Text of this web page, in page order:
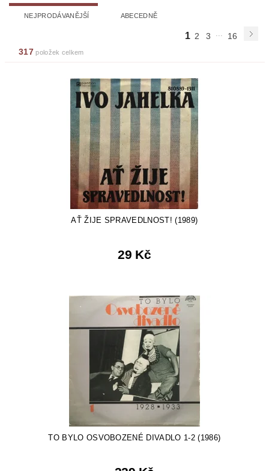
NEJPRODÁVANĚJŠÍ ABECEDNĚ
1 2 3 ...
16
317 položek celkem
AŤ ŽIJE SPRAVEDLNOST! (1989)
29 Kč
TO BYLO OSVOBOZENÉ DIVADLO 1-2 (1986)